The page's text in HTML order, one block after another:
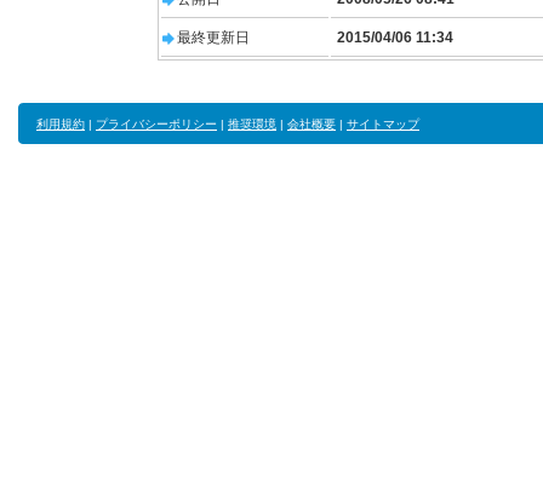
最終更新日 2015/04/06 11:34
利用規約 | プライバシーポリシー | 推奨環境 | 会社概要 | サイトマップ